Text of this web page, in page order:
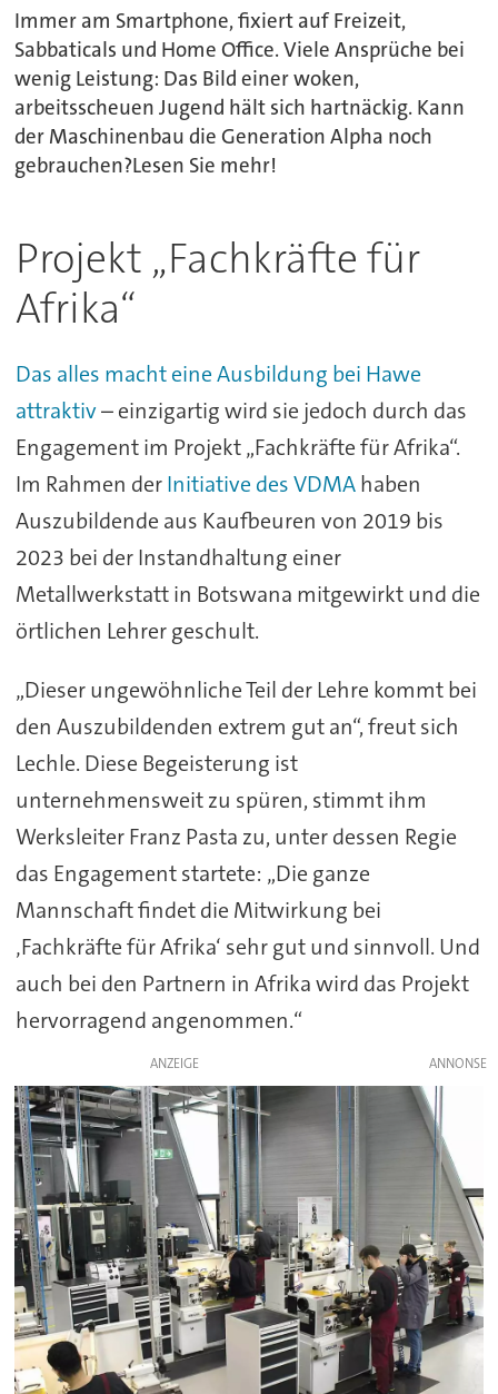
Immer am Smartphone, fixiert auf Freizeit,
Sabbaticals und Home Office. Viele Ansprüche bei
wenig Leistung: Das Bild einer woken,
arbeitsscheuen Jugend hält sich hartnäckig. Kann
der Maschinenbau die Generation Alpha noch
gebrauchen?Lesen Sie mehr!
Projekt „Fachkräfte für
Afrika“
Das alles macht eine Ausbildung bei Hawe
attraktiv– einzigartig wird sie jedoch durch das
Engagement im Projekt „Fachkräfte für Afrika“.
Im Rahmen derInitiative des VDMAhaben
Auszubildende aus Kaufbeuren von 2019 bis
2023 bei der Instandhaltung einer
Metallwerkstatt in Botswana mitgewirkt und die
örtlichen Lehrer geschult.
„Dieser ungewöhnliche Teil der Lehre kommt bei
den Auszubildenden extrem gut an“, freut sich
Lechle. Diese Begeisterung ist
unternehmensweit zu spüren, stimmt ihm
Werksleiter Franz Pasta zu, unter dessen Regie
das Engagement startete: „Die ganze
Mannschaft findet die Mitwirkung bei
‚Fachkräfte für Afrika‘ sehr gut und sinnvoll. Und
auch bei den Partnern in Afrika wird das Projekt
hervorragend angenommen.“
ANZEIGE